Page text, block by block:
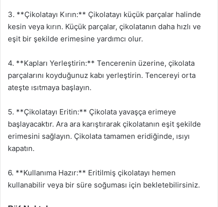
3. **Çikolatayı Kırın:** Çikolatayı küçük parçalar halinde
kesin veya kırın. Küçük parçalar, çikolatanın daha hızlı ve
eşit bir şekilde erimesine yardımcı olur.
4. **Kapları Yerleştirin:** Tencerenin üzerine, çikolata
parçalarını koyduğunuz kabı yerleştirin. Tencereyi orta
ateşte ısıtmaya başlayın.
5. **Çikolatayı Eritin:** Çikolata yavaşça erimeye
başlayacaktır. Ara ara karıştırarak çikolatanın eşit şekilde
erimesini sağlayın. Çikolata tamamen eridiğinde, ısıyı
kapatın.
6. **Kullanıma Hazır:** Eritilmiş çikolatayı hemen
kullanabilir veya bir süre soğuması için bekletebilirsiniz.